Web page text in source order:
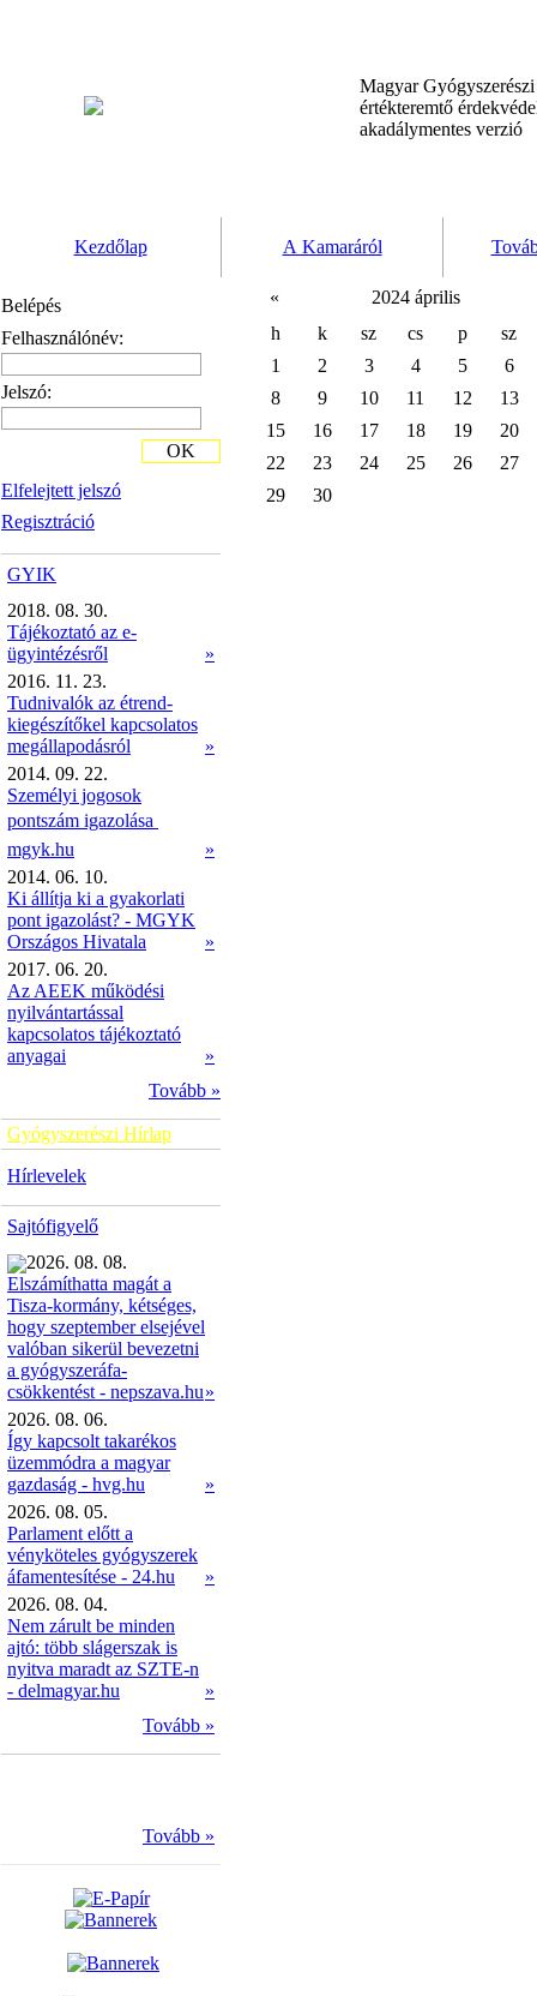
Magyar
értékteremtő
akadálymentes verzió
Kezdőlap A Kamaráról
Belépés
Felhasználónév:
Jelszó:
Elfelejtett jelszó
Regisztráció
OK
GYIK
2018. 08. 30.
Tájékoztató az e-
ügyintézésről
»
2016. 11. 23.
Tudnivalók az étrend-
kiegészítőkel kapcsolatos
megállapodásról
»
2014. 09. 22.
Személyi jogosok
pontszám igazolása 
mgyk.hu
»
2014. 06. 10.
Ki állítja ki a gyakorlati
pont igazolást? - MGYK
Országos Hivatala
»
2017. 06. 20.
Az AEEK működési
nyilvántartással
kapcsolatos tájékoztató
anyagai
»
Tovább »
Gyógyszerészi Hírlap
Hírlevelek
Sajtófigyelő
2026. 08. 08.
Elszámíthatta magát a
Tisza-kormány, kétséges,
hogy szeptember elsejével
valóban sikerül bevezetni
a gyógyszeráfa-
csökkentést - nepszava.hu»
2026. 08. 06.
Így kapcsolt takarékos
üzemmódra a magyar
gazdaság - hvg.hu
»
2026. 08. 05.
Parlament előtt a
vényköteles gyógyszerek
áfamentesítése - 24.hu
»
2026. 08. 04.
Nem zárult be minden
ajtó: több slágerszak is
nyitva maradt az SZTE-n
- delmagyar.hu
»
Tovább »
Tovább »
«
2024 április
h
k sz cs p
sz
1
2 3 4 5
6
8
9 10 11 12
13
15
16 17 18 19
20
22
23 24 25 26
27
29
30